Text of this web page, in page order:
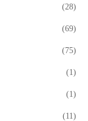
(28)
(69)
(75)
(1)
(1)
(11)